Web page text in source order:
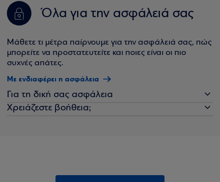
Όλα για την ασφάλειά σας
Μάθετε τι μέτρα παίρνουμε για την ασφάλειά σας, πώς
μπορείτε να προστατευτείτε και ποιες είναι οι πιο
συχνές απάτες.
Με ενδιαφέρει η ασφάλεια
Για τη δική σας ασφάλεια
Χρειάζεστε βοήθεια;